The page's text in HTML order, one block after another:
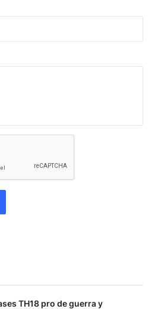
TH18 pro de guerra y